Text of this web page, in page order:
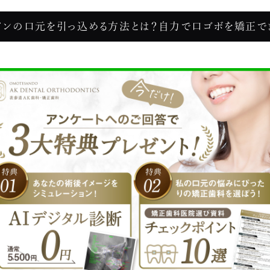
ンの口元を引っ込める方法とは？自力で口ゴボを矯正で